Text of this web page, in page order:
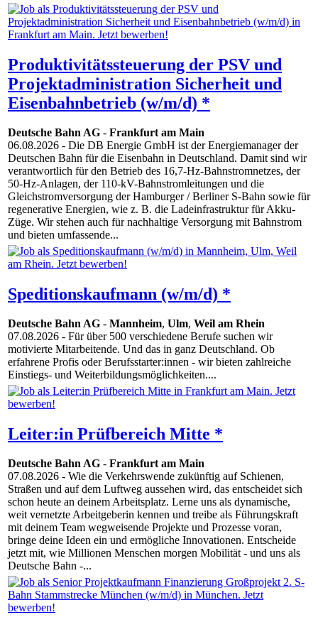
Produktivitätssteuerung der PSV und
Projektadministration Sicherheit und
Eisenbahnbetrieb (w/m/d) *
Deutsche Bahn AG - Frankfurt am Main
06.08.2026 - Die DB Energie GmbH ist der Energiemanager der
Deutschen Bahn für die Eisenbahn in Deutschland. Damit sind wir
verantwortlich für den Betrieb des 16,7-Hz-Bahnstromnetzes, der
50-Hz-Anlagen, der 110-kV-Bahnstromleitungen und die
Gleichstromversorgung der Hamburger / Berliner S-Bahn sowie für
regenerative Energien, wie z. B. die Ladeinfrastruktur für Akku-
Züge. Wir stehen auch für nachhaltige Versorgung mit Bahnstrom
und bieten umfassende...
Speditionskaufmann (w/m/d) *
Deutsche Bahn AG - Mannheim, Ulm, Weil am Rhein
07.08.2026 - Für über 500 verschiedene Berufe suchen wir
motivierte Mitarbeitende. Und das in ganz Deutschland. Ob
erfahrene Profis oder Berufsstarter:innen - wir bieten zahlreiche
Einstiegs- und Weiterbildungsmöglichkeiten....
Leiter:in Prüfbereich Mitte *
Deutsche Bahn AG - Frankfurt am Main
07.08.2026 - Wie die Verkehrswende zukünftig auf Schienen,
Straßen und auf dem Luftweg aussehen wird, das entscheidet sich
schon heute an deinem Arbeitsplatz. Lerne uns als dynamische,
weit vernetzte Arbeitgeberin kennen und treibe als Führungskraft
mit deinem Team wegweisende Projekte und Prozesse voran,
bringe deine Ideen ein und ermögliche Innovationen. Entscheide
jetzt mit, wie Millionen Menschen morgen Mobilität - und uns als
Deutsche Bahn -...